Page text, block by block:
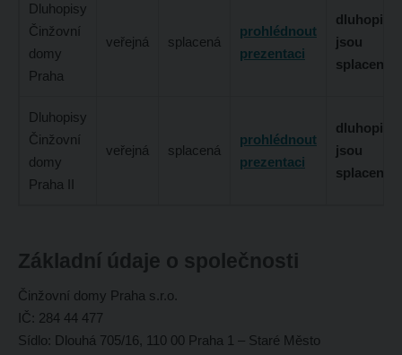
Dluhopisy
Činžovní
domy
Praha
veřejná splacená
prohlédnout
prezentaci
dluhopisy
jsou
splaceny
Dluhopisy
Činžovní
domy
Praha II
veřejná splacená
prohlédnout
prezentaci
dluhopisy
jsou
splaceny
Základní údaje o společnosti
Činžovní domy Praha s.r.o.
IČ: 284 44 477
Sídlo: Dlouhá 705/16, 110 00 Praha 1 – Staré Město